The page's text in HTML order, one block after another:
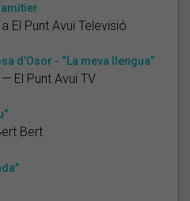
El Punt Avui Televisió
d’Osor - “La meva llengua”
El Punt Avui TV
Bert